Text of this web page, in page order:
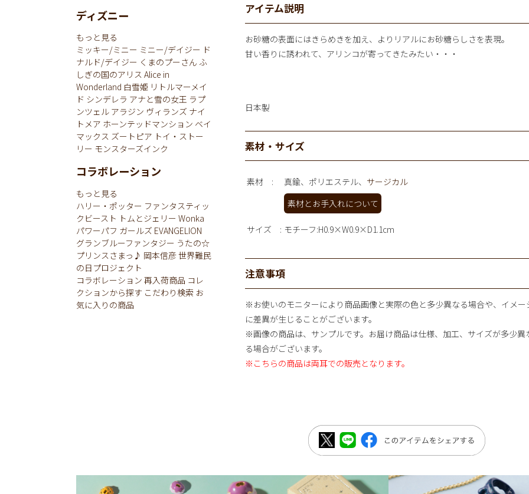
アイテム説明
お砂糖の表面にはきらめきを加え、よりリアルにお砂糖らしさを表現。
甘い香りに誘われて、アリンコが寄ってきたみたい・・・
日本製
素材・サイズ
素材 真鍮、ポリエステル、 サージカル
素材とお手入れについて
サイズ モチーフ:H0.9×W0.9×D1.1cm
注意事項
※お使いのモニターにより商品画像と実際の色と多少異なる場合や、イメー
に差異が生じることがございます。
※画像の商品は、サンプルです。お届け商品は仕様、加工、サイズが多少異
る場合がございます。
※こちらの商品は両耳での販売となります。
ディズニー
もっと見る
ミッキー/ミニー ミニー/デイジー ド
ナルド/デイジー くまのプーさん ふ
しぎの国のアリス Alice in
Wonderland 白雪姫 リトルマーメイ
ド シンデレラ アナと雪の女王 ラプ
ンツェル アラジン ヴィランズ ナイ
トメア ホーンテッドマンション ベイ
マックス ズートピア トイ・ストー
リー モンスターズインク
コラボレーション
もっと見る
ハリー・ポッター ファンタスティッ
クビースト トムとジェリー Wonka
パワーパフ ガールズ EVANGELION
グランブルーファンタジー うたの☆
プリンスさまっ♪ 岡本信彦世界難民
の日プロジェクト
コラボレーション 再入荷商品 コレ
クションから探す こだわり検索 お
気に入りの商品